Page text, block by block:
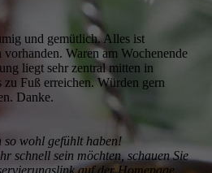
und gemütlich. Alles ist
Waren am Wochenende
liegt sehr zentral mitten in
Fuß erreichen. Würden gern
Danke.
so wohl gefühlt haben!
schnell sein möchten, schauen Sie